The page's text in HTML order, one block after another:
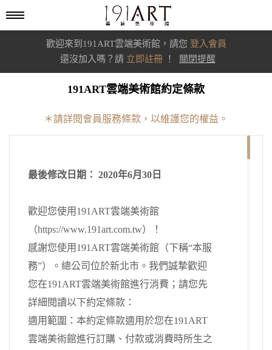
歡迎來到191ART雲端美術館，請您 登入會員
還沒加入嗎？請 立即註冊！ 關閉提醒
191ART雲端美術館約定條款
＊請詳閱會員服務條款，以維護您的權益。
最後修改日期： 2020年6月30日
歡迎您使用191ART雲端美術館
（https://www.191art.com.tw）！
感謝您使用191ART雲端美術館（下稱“本服
務”）。總公司位於新北市。我們誠摯歡迎
您在191ART雲端美術館進行消費；請您先
詳細閱讀以下約定條款：
適用範圍：本約定條款適用於您在191ART
雲端美術館進行訂購、付款或消費時所生之